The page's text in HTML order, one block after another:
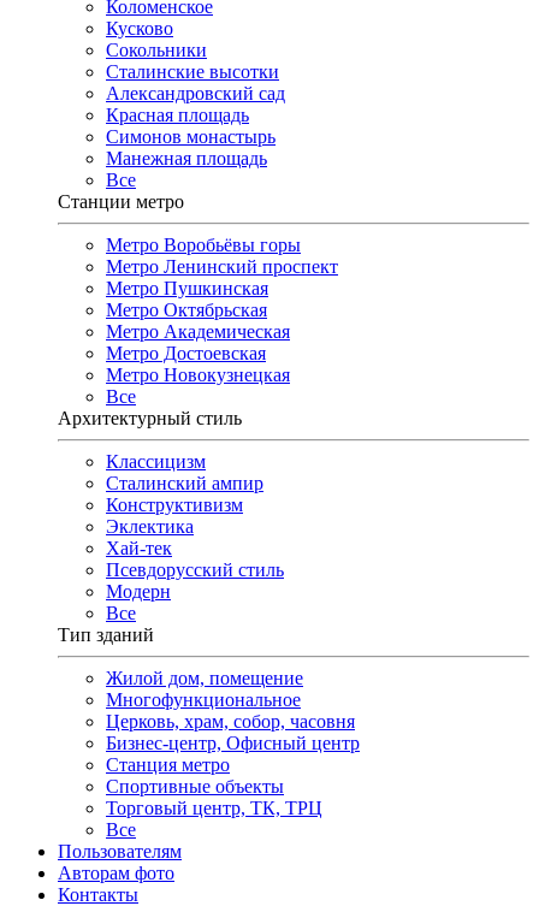
Коломенское
Кусково
Сокольники
Сталинские высотки
Александровский сад
Красная площадь
Симонов монастырь
Манежная площадь
Все
Станции метро
Метро Воробьёвы горы
Метро Ленинский проспект
Метро Пушкинская
Метро Октябрьская
Метро Академическая
Метро Достоевская
Метро Новокузнецкая
Все
Архитектурный стиль
Классицизм
Сталинский ампир
Конструктивизм
Эклектика
Хай-тек
Псевдорусский стиль
Модерн
Все
Тип зданий
Жилой дом, помещение
Многофункциональное
Церковь, храм, собор, часовня
Бизнес-центр, Офисный центр
Станция метро
Спортивные объекты
Торговый центр, ТК, ТРЦ
Все
Пользователям
Авторам фото
Контакты